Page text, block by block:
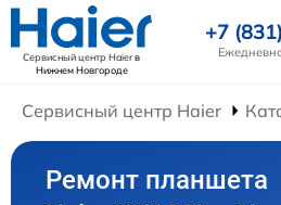
Сервисный центр Haierв
Нижнем Новгороде
+7
Сервисный центр Haier
Ремонт планшета